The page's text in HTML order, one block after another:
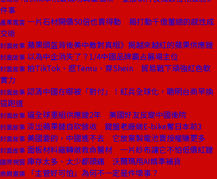
件事
產業風雲 一片石材開價50倍也賣得動 揭打動千億董總的感性成
交術
封面故事 蘋果頭盔背後美中敵對真相》揭越來越紅的蘋果供應鏈
封面故事 以為中企消失了？1/4中國品牌霸占展場主位
封面故事 拍TikTok、逛Temu、穿Shein 貿易戰下頑強紅色軟
實力
封面故事 認清中國在哪被「對付」！紅兵全球化，聰明台商早換
這跑道
封面故事 逼全球重組供應鏈2年 美國好友反變中國後院
封面故事 淡出蘋果鏈自砍營收 鍵盤老廠做E-bike奪日本前3
封面故事 美國要的，中國進不去 它放棄製電池賣授權賺更多
封面故事 面板材料廠轉做救命醫材 一片紗布讓它不怕低價紅鏈
國際視窗 庫存太多、太少都頭痛 沃爾瑪用AI精準補貨
商周書摘 「主管好可怕」為何不一定是件壞事？